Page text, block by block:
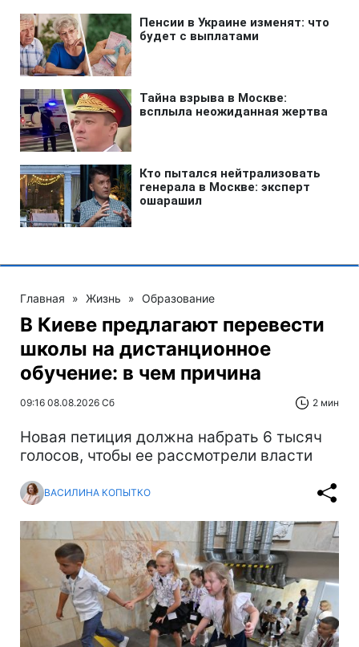
Главная » Жизнь » Образование
В Киеве предлагают перевести
школы на дистанционное
обучение: в чем причина
09:16 08.08.2026 Сб 2 мин
Новая петиция должна набрать 6 тысяч
голосов, чтобы ее рассмотрели власти
ВАСИЛИНА КОПЫТКО